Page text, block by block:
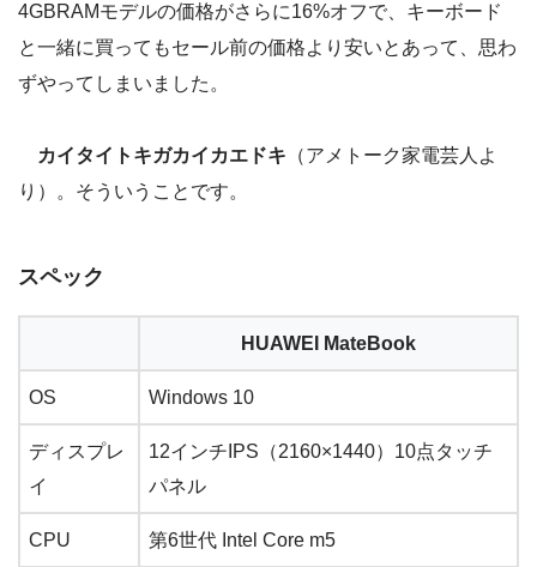
4GBRAMモデルの価格がさらに16%オフで、キーボード
と一緒に買ってもセール前の価格より安いとあって、思わ
ずやってしまいました。
カイタイトキガカイカエドキ （アメトーク家電芸人よ
り）。そういうことです。
スペック
HUAWEI MateBook
OS Windows 10
ディスプレ
イ
12インチIPS（2160×1440）10点タッチ
パネル
CPU 第6世代 Intel Core m5